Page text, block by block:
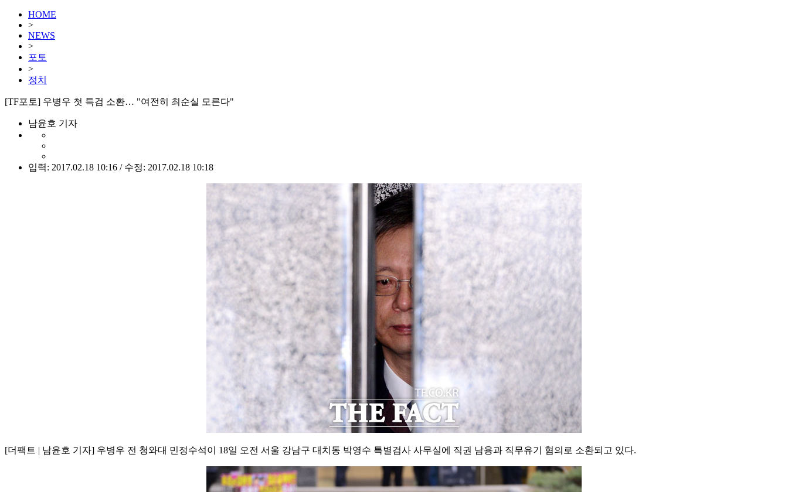
HOME
>
NEWS
>
포토
>
정치
[TF포토] 우병우 첫 특검 소환… "여전히 최순실 모른다"
남윤호 기자
입력: 2017.02.18 10:16 / 수정: 2017.02.18 10:18
[더팩트 | 남윤호 기자] 우병우 전 청와대 민정수석이 18일 오전 서울 강남구 대치동 박영수 특별검사 사무실에 직권 남용과 직무유기 혐의로 소환되고 있다.